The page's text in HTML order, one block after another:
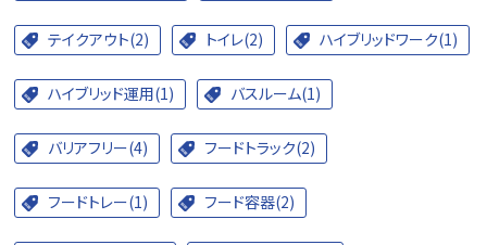
テイクアウト(2) トイレ(2) ハイブリッドワーク(1)
ハイブリッド運用(1) バスルーム(1)
バリアフリー(4) フードトラック(2)
フードトレー(1) フード容器(2)